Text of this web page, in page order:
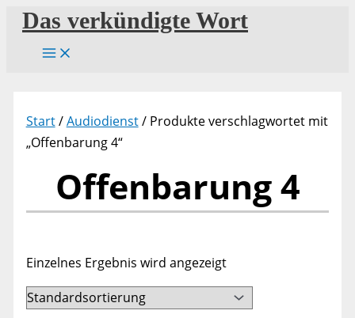
Zum
Inhalt
springen
Das verkündigte Wort
Start/Audiodienst/ Produkte verschlagwortet mit
„Offenbarung 4“
Offenbarung 4
Einzelnes Ergebnis wird angezeigt